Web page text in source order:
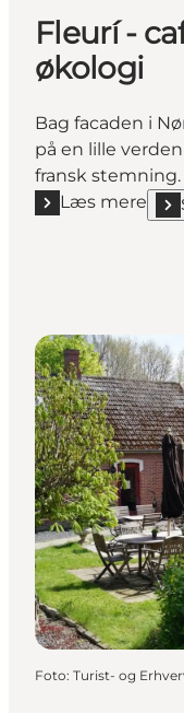
Fleurí -
økologi
Bag facaden i
på en lille
fransk stemning.
Læs mere
Læs mere "Fleurí
Foto: Turist- og